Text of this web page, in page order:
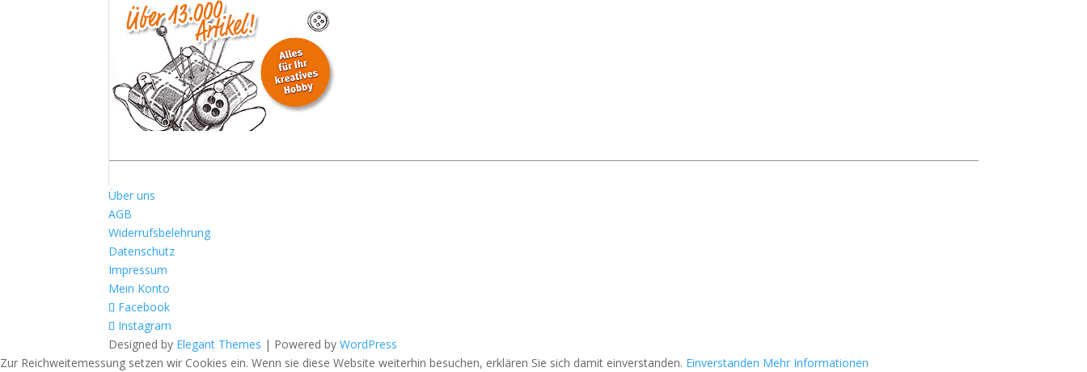
Über uns
AGB
Widerrufsbelehrung
Datenschutz
Impressum
Mein Konto
Facebook
Instagram
Designed by Elegant Themes | Powered byWordPress
Zur Reichweitemessung setzen wir Cookies ein. Wenn sie diese Website weiterhin besuchen, erklären Sie sich damit einverstanden. Einverstanden Mehr Informationen